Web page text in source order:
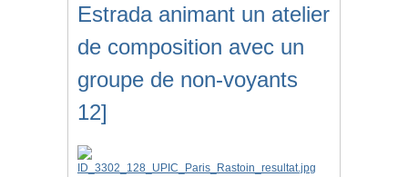
Estrada animant un atelier
de composition avec un
groupe de non-voyants
12]